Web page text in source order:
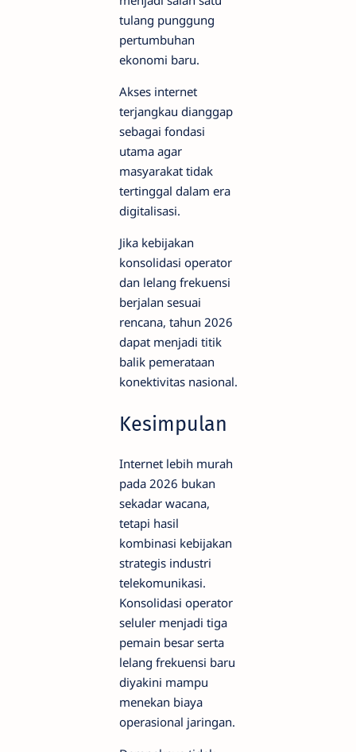
tulang punggung
pertumbuhan
ekonomi baru.
Akses internet
terjangkau dianggap
sebagai fondasi
utama agar
masyarakat tidak
tertinggal dalam era
digitalisasi.
Jika kebijakan
konsolidasi operator
dan lelang frekuensi
berjalan sesuai
rencana, tahun 2026
dapat menjadi titik
balik pemerataan
konektivitas nasional.
Kesimpulan
Internet lebih murah
pada 2026 bukan
sekadar wacana,
tetapi hasil
kombinasi kebijakan
strategis industri
telekomunikasi.
Konsolidasi operator
seluler menjadi tiga
pemain besar serta
lelang frekuensi baru
diyakini mampu
menekan biaya
operasional jaringan.